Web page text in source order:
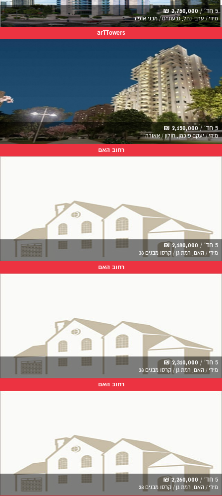
5 חד' / 2,750,000 ₪
מידי / ערבי נחל, גבעתיים / מבני אופיר
arTTowers
5 חד' / 2,150,000 ₪
מידי / יעקב פיכמן, חולון / אאורה
רחוב האם
5 חד' / 2,180,000 ₪
מידי / האם, רמת גן / קרסו מבנים 38
רחוב האם
5 חד' / 2,310,000 ₪
מידי / האם, רמת גן / קרסו מבנים 38
רחוב האם
5 חד' / 2,260,000 ₪
מידי / האם, רמת גן / קרסו מבנים 38